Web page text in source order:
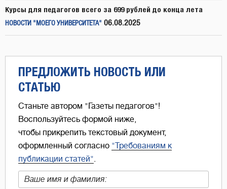
Курсы для педагогов всего за 699 рублей до конца лета
НОВОСТИ "МОЕГО УНИВЕРСИТЕТА" 06.08.2025
ПРЕДЛОЖИТЬ НОВОСТЬ ИЛИ
СТАТЬЮ
Станьте автором "Газеты педагогов"!
Воспользуйтесь формой ниже,
чтобы прикрепить текстовый документ,
оформленный согласно "Требованиям к
публикации статей"